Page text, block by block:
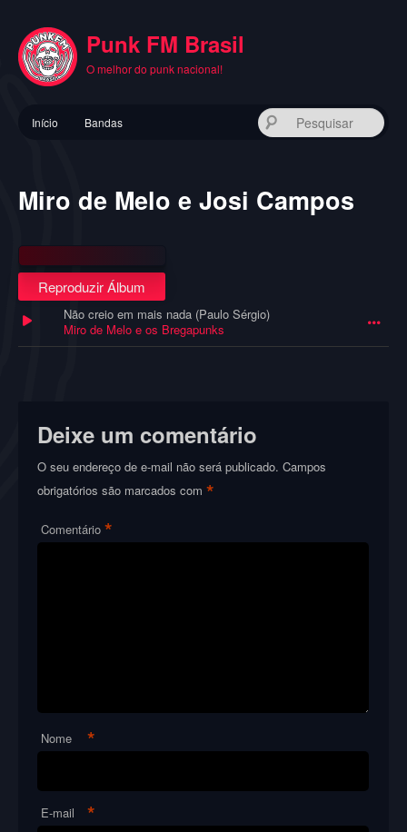
conteúdo
principal
Punk FM Brasil
O melhor do punk nacional!
principal
Início Bandas
Miro de Melo e Josi Campos
Reproduzir Álbum
Não creio em mais nada (Paulo Sérgio)
Miro de Melo e os Bregapunks
Deixe um comentário
O seu endereço de e-mail não será publicado. Campos
obrigatórios são marcados com*
Comentário *
Nome *
E-mail *